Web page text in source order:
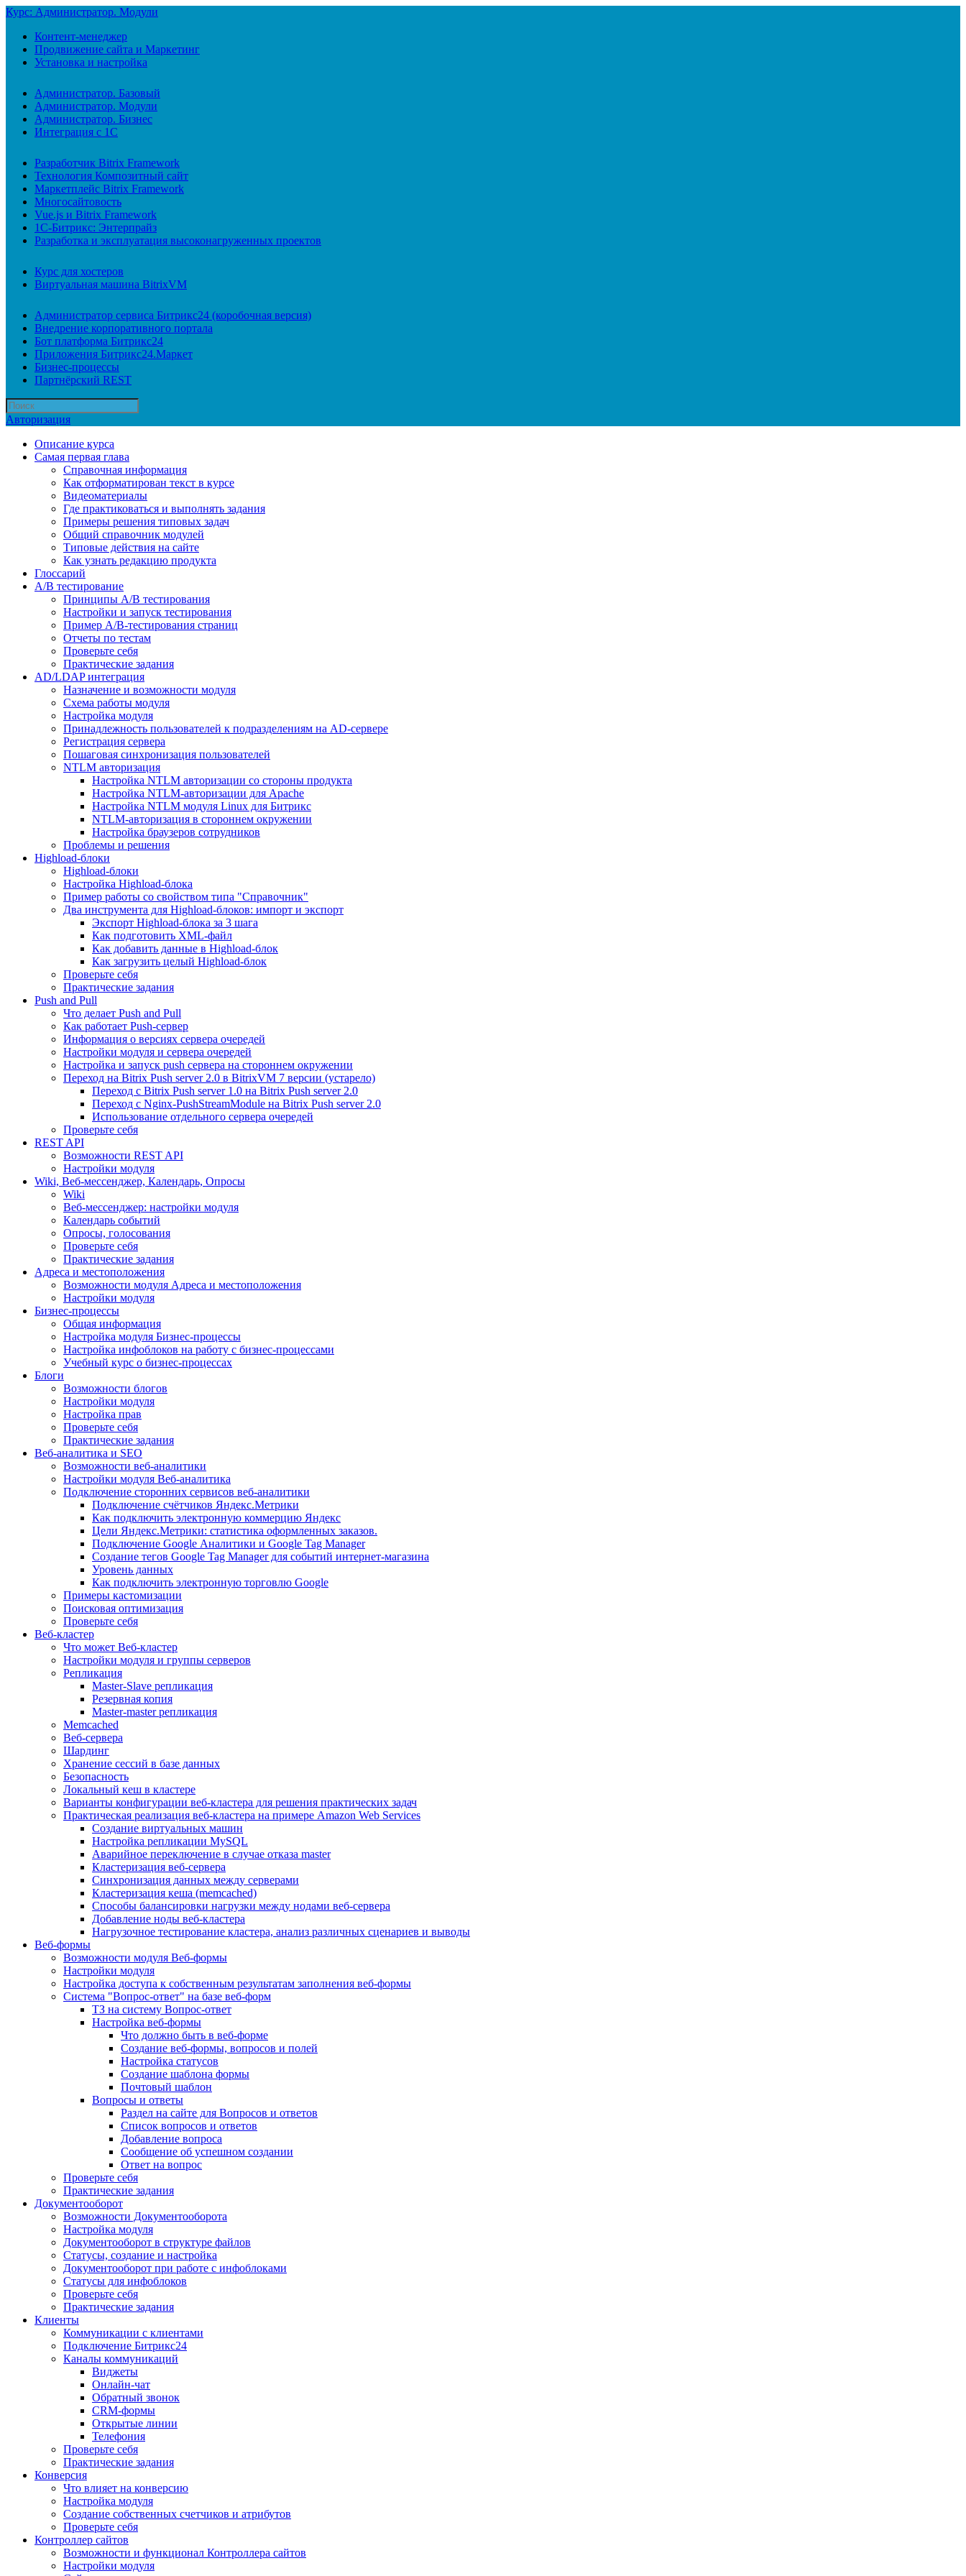
Курс: Администратор. Модули
Контент-менеджер
Продвижение сайта и Маркетинг
Установка и настройка
Администратор. Базовый
Администратор. Модули
Администратор. Бизнес
Интеграция с 1С
Разработчик Bitrix Framework
Технология Композитный сайт
Маркетплейс Bitrix Framework
Многосайтовость
Vue.js и Bitrix Framework
1С-Битрикс: Энтерпрайз
Разработка и эксплуатация высоконагруженных проектов
Курс для хостеров
Виртуальная машина BitrixVM
Администратор сервиса Битрикс24 (коробочная версия)
Внедрение корпоративного портала
Бот платформа Битрикс24
Приложения Битрикс24.Маркет
Бизнес-процессы
Партнёрский REST
Авторизация
Описание курса
Самая первая глава
Справочная информация
Как отформатирован текст в курсе
Видеоматериалы
Где практиковаться и выполнять задания
Примеры решения типовых задач
Общий справочник модулей
Типовые действия на сайте
Как узнать редакцию продукта
Глоссарий
A/B тестирование
Принципы A/B тестирования
Настройки и запуск тестирования
Пример A/B-тестирования страниц
Отчеты по тестам
Проверьте себя
Практические задания
AD/LDAP интеграция
Назначение и возможности модуля
Схема работы модуля
Настройка модуля
Принадлежность пользователей к подразделениям на AD-сервере
Регистрация сервера
Пошаговая синхронизация пользователей
NTLM авторизация
Настройка NTLM авторизации со стороны продукта
Настройка NTLM-авторизации для Apache
Настройка NTLM модуля Linux для Битрикс
NTLM-авторизация в стороннем окружении
Настройка браузеров сотрудников
Проблемы и решения
Highload-блоки
Highload-блоки
Настройка Highload-блока
Пример работы со свойством типа "Справочник"
Два инструмента для Highload-блоков: импорт и экспорт
Экспорт Highload-блока за 3 шага
Как подготовить XML-файл
Как добавить данные в Highload-блок
Как загрузить целый Highload-блок
Проверьте себя
Практические задания
Push and Pull
Что делает Push and Pull
Как работает Push-сервер
Информация о версиях сервера очередей
Настройки модуля и сервера очередей
Настройка и запуск push сервера на стороннем окружении
Переход на Bitrix Push server 2.0 в BitrixVM 7 версии (устарело)
Переход с Bitrix Push server 1.0 на Bitrix Push server 2.0
Переход с Nginx-PushStreamModule на Bitrix Push server 2.0
Использование отдельного сервера очередей
Проверьте себя
REST API
Возможности REST API
Настройки модуля
Wiki, Веб-мессенджер, Календарь, Опросы
Wiki
Веб-мессенджер: настройки модуля
Календарь событий
Опросы, голосования
Проверьте себя
Практические задания
Адреса и местоположения
Возможности модуля Адреса и местоположения
Настройки модуля
Бизнес-процессы
Общая информация
Настройка модуля Бизнес-процессы
Настройка инфоблоков на работу с бизнес-процессами
Учебный курс о бизнес-процессах
Блоги
Возможности блогов
Настройки модуля
Настройка прав
Проверьте себя
Практические задания
Веб-аналитика и SEO
Возможности веб-аналитики
Настройки модуля Веб-аналитика
Подключение сторонних сервисов веб-аналитики
Подключение счётчиков Яндекс.Метрики
Как подключить электронную коммерцию Яндекс
Цели Яндекс.Метрики: статистика оформленных заказов.
Подключение Google Аналитики и Google Tag Manager
Создание тегов Google Tag Manager для событий интернет-магазина
Уровень данных
Как подключить электронную торговлю Google
Примеры кастомизации
Поисковая оптимизация
Проверьте себя
Веб-кластер
Что может Веб-кластер
Настройки модуля и группы серверов
Репликация
Master-Slave репликация
Резервная копия
Master-master репликация
Memcached
Веб-сервера
Шардинг
Хранение сессий в базе данных
Безопасность
Локальный кеш в кластере
Варианты конфигурации веб-кластера для решения практических задач
Практическая реализация веб-кластера на примере Amazon Web Services
Создание виртуальных машин
Настройка репликации MySQL
Аварийное переключение в случае отказа master
Кластеризация веб-сервера
Синхронизация данных между серверами
Кластеризация кеша (memcached)
Способы балансировки нагрузки между нодами веб-сервера
Добавление ноды веб-кластера
Нагрузочное тестирование кластера, анализ различных сценариев и выводы
Веб-формы
Возможности модуля Веб-формы
Настройки модуля
Настройка доступа к собственным результатам заполнения веб-формы
Система "Вопрос-ответ" на базе веб-форм
ТЗ на систему Вопрос-ответ
Настройка веб-формы
Что должно быть в веб-форме
Создание веб-формы, вопросов и полей
Настройка статусов
Создание шаблона формы
Почтовый шаблон
Вопросы и ответы
Раздел на сайте для Вопросов и ответов
Список вопросов и ответов
Добавление вопроса
Сообщение об успешном создании
Ответ на вопрос
Проверьте себя
Практические задания
Документооборот
Возможности Документооборота
Настройка модуля
Документооборот в структуре файлов
Статусы, создание и настройка
Документооборот при работе с инфоблоками
Статусы для инфоблоков
Проверьте себя
Практические задания
Клиенты
Коммуникации с клиентами
Подключение Битрикс24
Каналы коммуникаций
Виджеты
Онлайн-чат
Обратный звонок
CRM-формы
Открытые линии
Телефония
Проверьте себя
Практические задания
Конверсия
Что влияет на конверсию
Настройка модуля
Создание собственных счетчиков и атрибутов
Проверьте себя
Контроллер сайтов
Возможности и функционал Контроллера сайтов
Настройки модуля